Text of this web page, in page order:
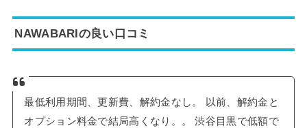
NAWABARIの良い口コミ
最低利用期間、更新費、解約金なし。 以前、解約金と
オプション料金で結局高くなり。。 渋谷目黒で低額で